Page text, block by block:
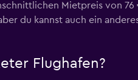
Mietpreis von
du kannst auch ein
Flughafen?